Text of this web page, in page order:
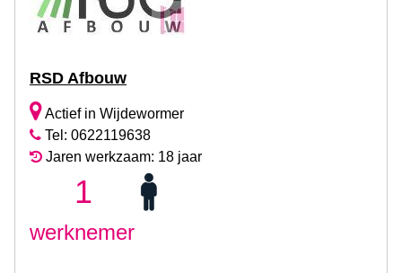
RSD Afbouw
Actief in Wijdewormer
Tel: 0622119638
Jaren werkzaam: 18 jaar
1
werknemer